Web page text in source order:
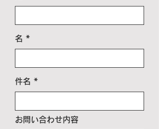
名
件名
お問い合わせ内容